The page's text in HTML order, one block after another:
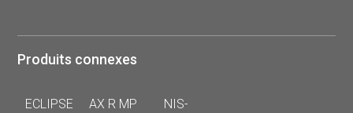
Produits connexes
ECLIPSE
AX R MP
NIS-